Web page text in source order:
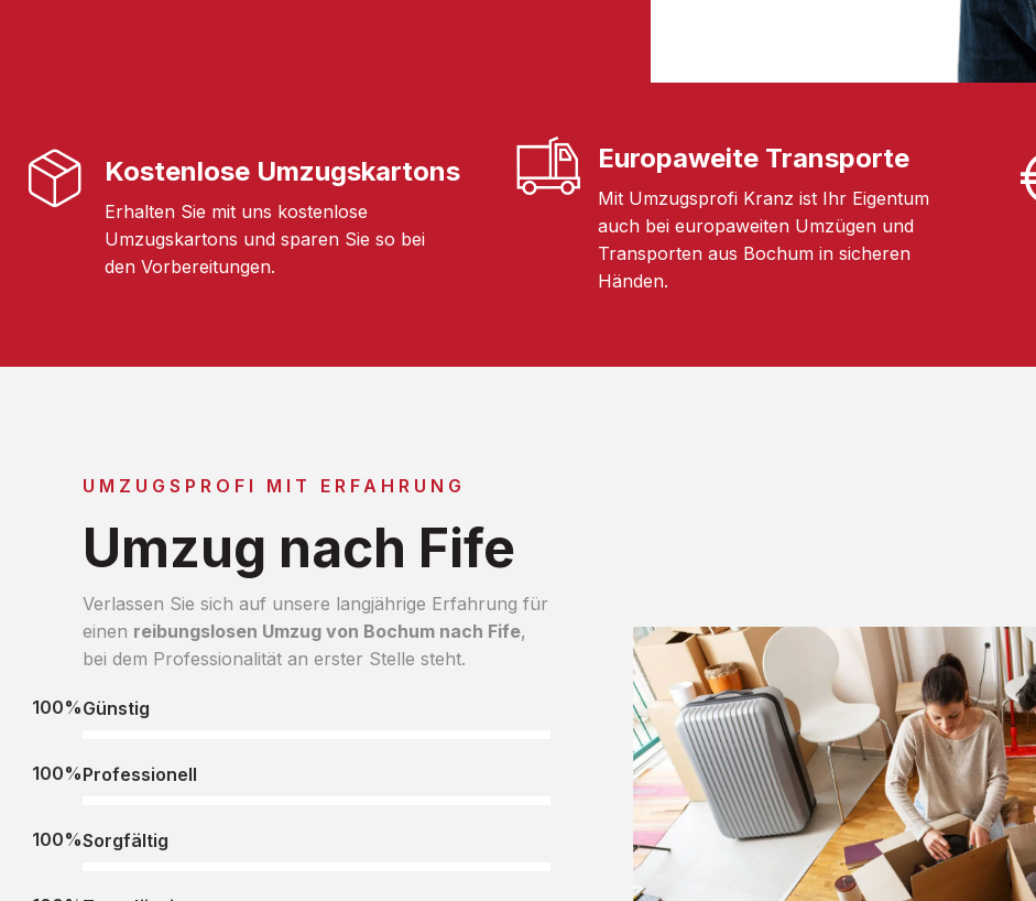
Kostenlose Umzugskartons
Erhalten Sie mit uns kostenlose
Umzugskartons und sparen Sie so bei
den Vorbereitungen.
Europaweite Transporte
Mit Umzugsprofi Kranz ist Ihr Eigentum
auch bei europaweiten Umzügen und
Transporten aus Bochum in sicheren
Händen.
UMZUGSPROFI MIT ERFAHRUNG
Umzug nach Fife
Verlassen Sie sich auf unsere langjährige Erfahrung für
einen reibungslosen Umzug von Bochum nach Fife,
bei dem Professionalität an erster Stelle steht.
Günstig
100%
Professionell
100%
Sorgfältig
100%